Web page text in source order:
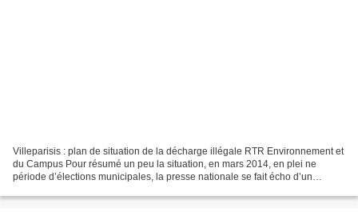
Villeparisis : plan de situation de la décharge illégale RTR Environnement et
du Campus Pour résumé un peu la situation, en mars 2014, en plei ne
période d’élections municipales, la presse nationale se fait écho d’un